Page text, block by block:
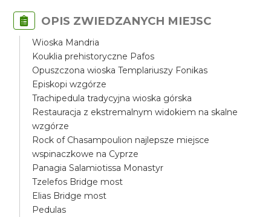
OPIS ZWIEDZANYCH MIEJSC
Wioska Mandria
Kouklia prehistoryczne Pafos
Opuszczona wioska Templariuszy Fonikas
Episkopi wzgórze
Trachipedula tradycyjna wioska górska
Restauracja z ekstremalnym widokiem na skalne
wzgórze
Rock of Chasampoulion najlepsze miejsce
wspinaczkowe na Cyprze
Panagia Salamiotissa Monastyr
Tzelefos Bridge most
Elias Bridge most
Pedulas